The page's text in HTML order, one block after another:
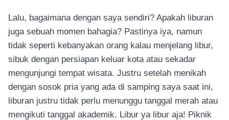
Lalu, bagaimana dengan saya sendiri? Apakah liburan
juga sebuah momen bahagia? Pastinya iya, namun
tidak seperti kebanyakan orang kalau menjelang libur,
sibuk dengan persiapan keluar kota atau sekadar
mengunjungi tempat wisata. Justru setelah menikah
dengan sosok pria yang ada di samping saya saat ini,
liburan justru tidak perlu menunggu tanggal merah atau
mengikuti tanggal akademik. Libur ya libur aja! Piknik